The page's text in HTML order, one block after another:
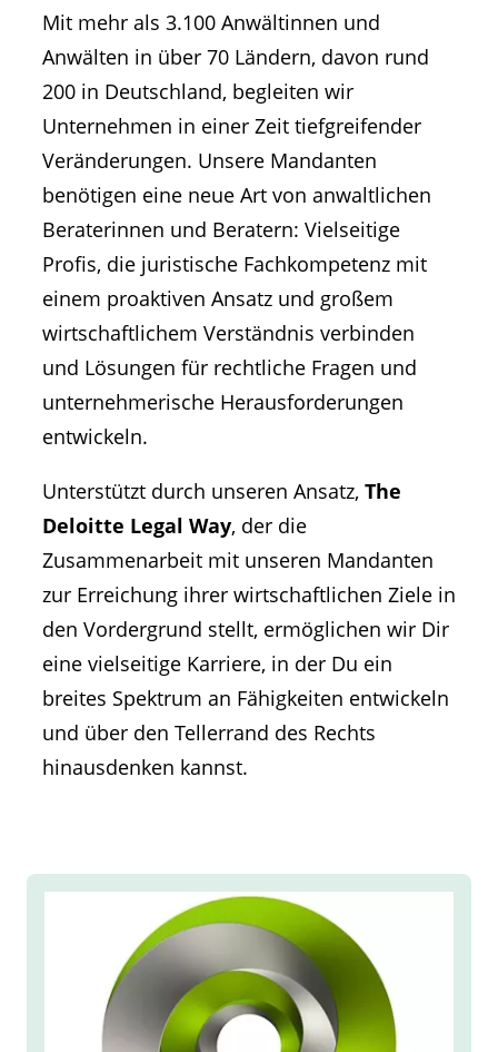
Mit mehr als 3.100 Anwältinnen und
Anwälten in über 70 Ländern, davon rund
200 in Deutschland, begleiten wir
Unternehmen in einer Zeit tiefgreifender
Veränderungen. Unsere Mandanten
benötigen eine neue Art von anwaltlichen
Beraterinnen und Beratern: Vielseitige
Profis, die juristische Fachkompetenz mit
einem proaktiven Ansatz und großem
wirtschaftlichem Verständnis verbinden
und Lösungen für rechtliche Fragen und
unternehmerische Herausforderungen
entwickeln.
Unterstützt durch unseren Ansatz, The
Deloitte Legal Way, der die
Zusammenarbeit mit unseren Mandanten
zur Erreichung ihrer wirtschaftlichen Ziele in
den Vordergrund stellt, ermöglichen wir Dir
eine vielseitige Karriere, in der Du ein
breites Spektrum an Fähigkeiten entwickeln
und über den Tellerrand des Rechts
hinausdenken kannst.